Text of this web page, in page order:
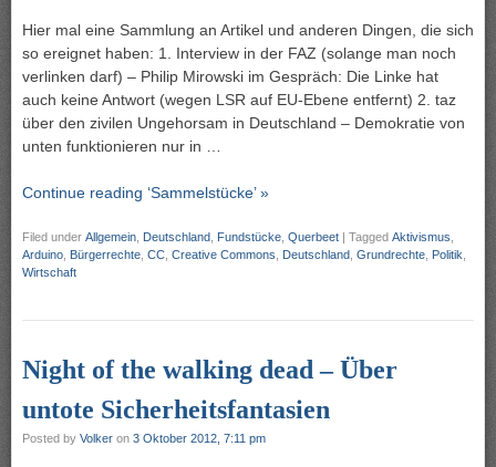
Hier mal eine Sammlung an Artikel und anderen Dingen, die sich
so ereignet haben: 1. Interview in der FAZ (solange man noch
verlinken darf) – Philip Mirowski im Gespräch: Die Linke hat
auch keine Antwort (wegen LSR auf EU-Ebene entfernt) 2. taz
über den zivilen Ungehorsam in Deutschland – Demokratie von
unten funktionieren nur in …
Continue reading ‘Sammelstücke’ »
Filed under Allgemein Deutschland Fundstücke Querbeet | Tagged Aktivismus
Arduino Bürgerrechte CC Creative Commons Deutschland Grundrechte Politik
Wirtschaft
Night of the walking dead – Über
untote Sicherheitsfantasien
Posted by Volker on 3 Oktober 2012, 7:11 pm